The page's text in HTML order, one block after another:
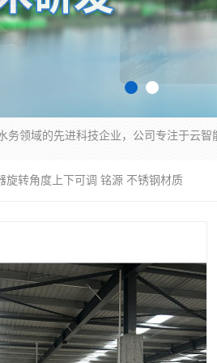
旋转角度上下可调 铭源 不锈钢材质